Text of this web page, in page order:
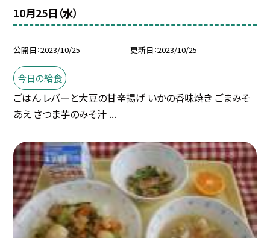
10月25日（水）
公開日 2023/10/25 更新日 2023/10/25
今日の給食
ごはん レバーと大豆の甘辛揚げ いかの香味焼き ごまみそ
あえ さつま芋のみそ汁 ...